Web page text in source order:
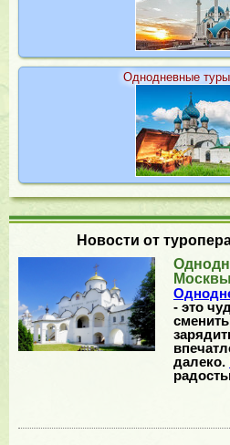
Однодневные
Новости от
Москвы
- это
далеко.